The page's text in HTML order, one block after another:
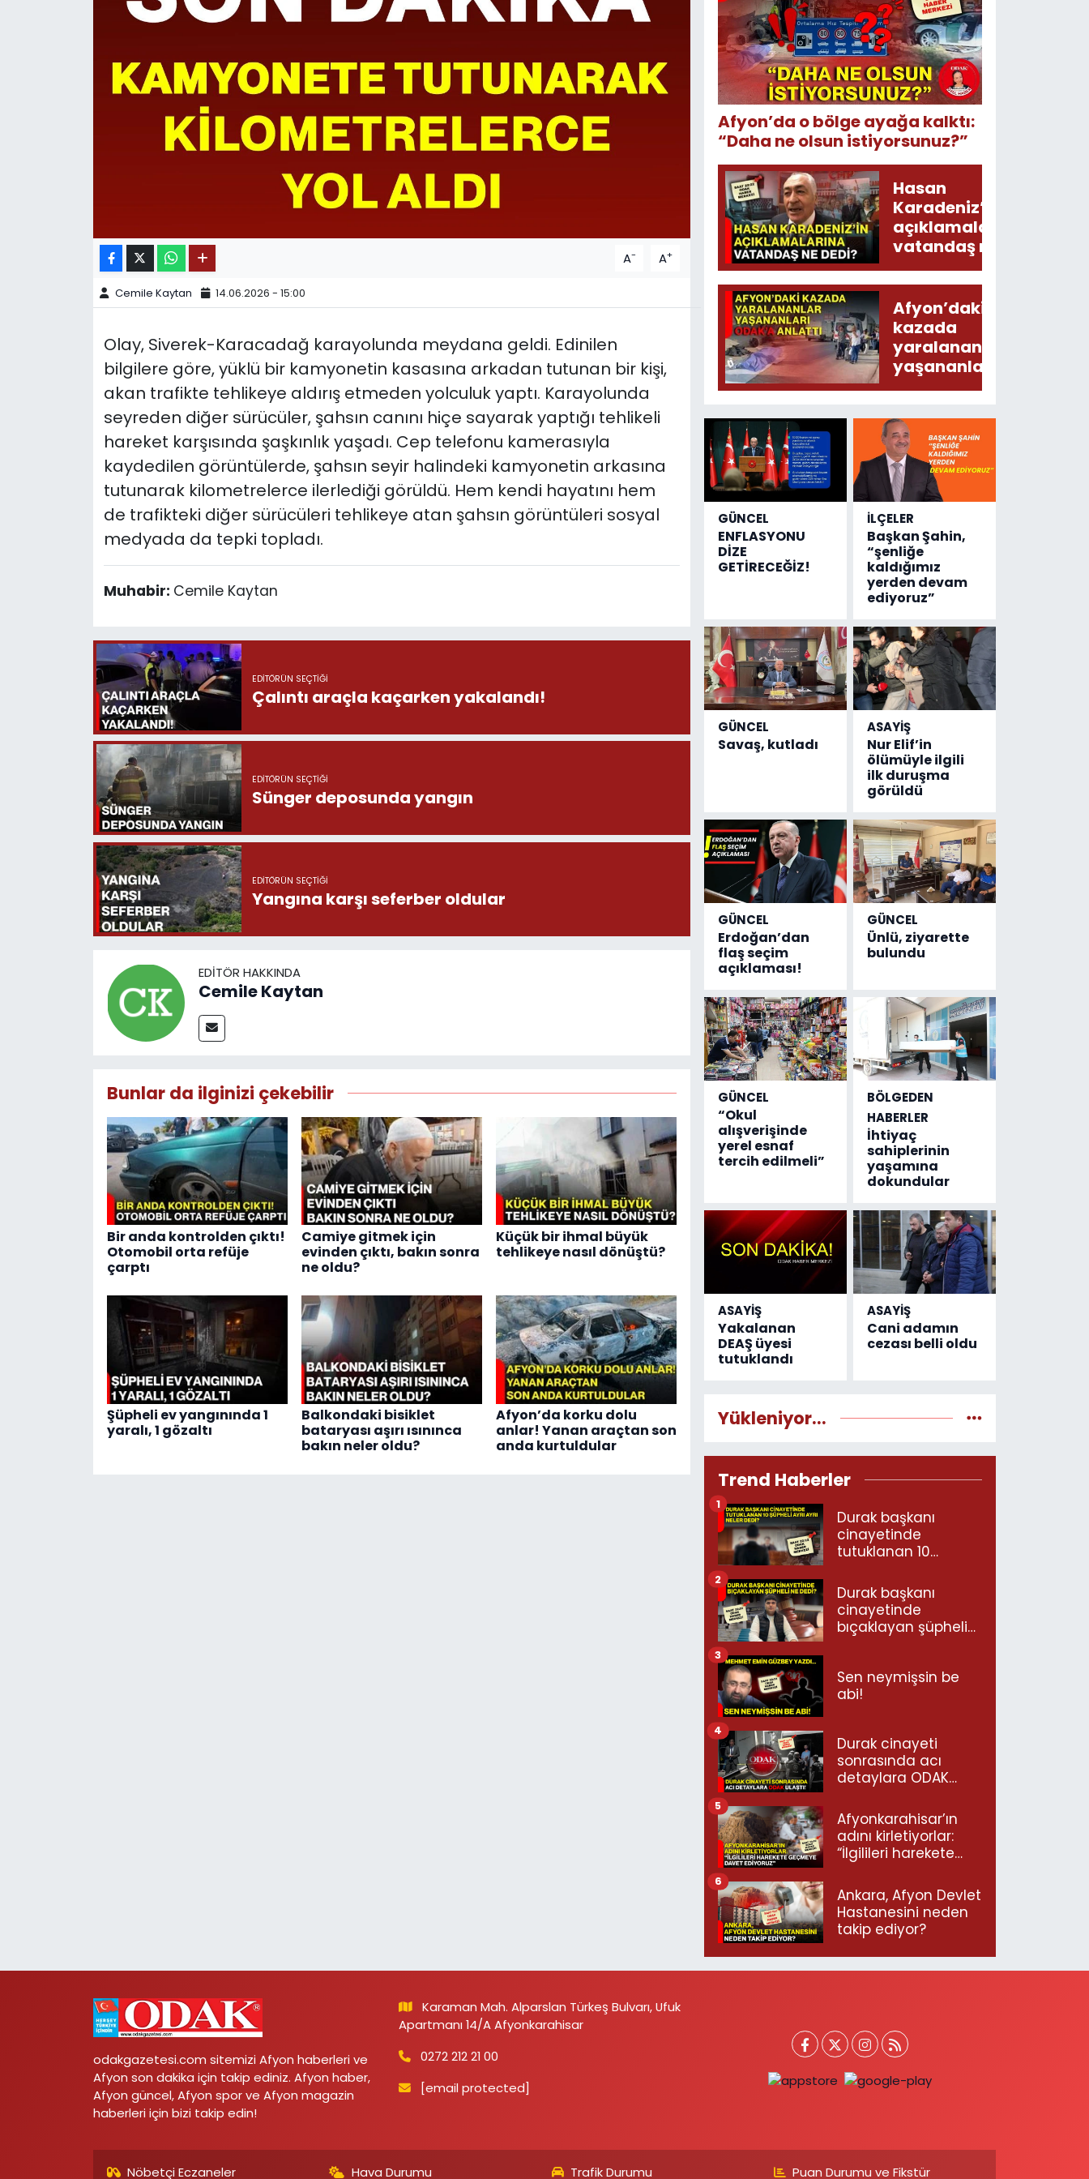
A- A+
Cemile Kaytan 14.06.2026 - 15:00
Olay, Siverek-Karacadağ karayolunda meydana geldi. Edinilen
bilgilere göre, yüklü bir kamyonetin kasasına arkadan tutunan bir kişi,
akan trafikte tehlikeye aldırış etmeden yolculuk yaptı. Karayolunda
seyreden diğer sürücüler, şahsın canını hiçe sayarak yaptığı tehlikeli
hareket karşısında şaşkınlık yaşadı. Cep telefonu kamerasıyla
kaydedilen görüntülerde, şahsın seyir halindeki kamyonetin arkasına
tutunarak kilometrelerce ilerlediği görüldü. Hem kendi hayatını hem
de trafikteki diğer sürücüleri tehlikeye atan şahsın görüntüleri sosyal
medyada da tepki topladı.
Muhabir: Cemile Kaytan
EDITÖRÜN SEÇTIĞI
Çalıntı araçla kaçarken yakalandı!
EDITÖRÜN SEÇTIĞI
Sünger deposunda yangın
EDITÖRÜN SEÇTIĞI
Yangına karşı seferber oldular
EDITÖR HAKKINDA
Cemile Kaytan
Bunlar da ilginizi çekebilir
Bir anda kontrolden çıktı!
Otomobil orta refüje
çarptı
Camiye gitmek için
evinden çıktı, bakın sonra
ne oldu?
Küçük bir ihmal büyük
tehlikeye nasıl dönüştü?
Şüpheli ev yangınında 1
yaralı, 1 gözaltı
Balkondaki bisiklet
bataryası aşırı ısınınca
bakın neler oldu?
Afyon’da korku dolu
anlar! Yanan araçtan son
anda kurtuldular
Afyon’da o bölge ayağa kalktı:
“Daha ne olsun istiyorsunuz?”
Hasan
Karadeniz’in
açıklamalarına
vatandaş ne
dedi?
Afyon’daki
kazada
yaralananlar
yaşananları
ODAK’a
GÜNCEL
ENFLASYONU
DİZE
GETİRECEĞİZ!
İLÇELER
Başkan Şahin,
“şenliğe
kaldığımız
yerden devam
ediyoruz”
GÜNCEL
Savaş, kutladı
ASAYİŞ
Nur Elif’in
ölümüyle ilgili
ilk duruşma
görüldü
GÜNCEL
Erdoğan’dan
flaş seçim
açıklaması!
GÜNCEL
Ünlü, ziyarette
bulundu
GÜNCEL
“Okul
alışverişinde
yerel esnaf
tercih edilmeli”
BÖLGEDEN
HABERLER
İhtiyaç
sahiplerinin
yaşamına
dokundular
ASAYİŞ
Yakalanan
DEAŞ üyesi
tutuklandı
ASAYİŞ
Cani adamın
cezası belli oldu
Yükleniyor...
Trend Haberler
Durak başkanı
cinayetinde
tutuklanan 10
neler dedi?
1
Durak başkanı
cinayetinde
bıçaklayan şüpheli
2
Sen neymişsin be
abi!
3
Durak cinayeti
sonrasında acı
detaylara ODAK
4
Afyonkarahisar’ın
adını kirletiyorlar:
“İlgilileri harekete
ediyoruz”
5
Ankara, Afyon Devlet
Hastanesini neden
takip ediyor?
6
odakgazetesi.com sitemizi Afyon haberleri ve
Afyon son dakika için takip ediniz. Afyon haber,
Afyon güncel, Afyon spor ve Afyon magazin
haberleri için bizi takip edin!
Karaman Mah. Alparslan Türkeş Bulvarı, Ufuk
Apartmanı 14/A Afyonkarahisar
0272 212 21 00
[email protected]
Nöbetçi Eczaneler Hava Durumu Trafik Durumu Puan Durumu ve Fikstür
11:11 MANŞET